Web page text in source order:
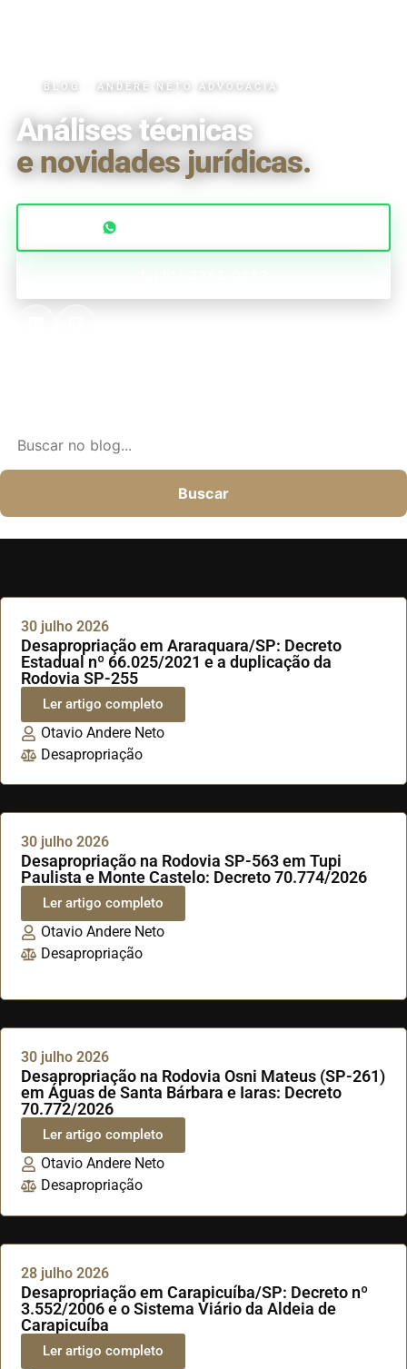
BLOG · ANDERE NETO ADVOCACIA
Análises técnicas
e novidades jurídicas.
Buscar
30 julho 2026
Desapropriação em Araraquara/SP: Decreto
Estadual nº 66.025/2021 e a duplicação da
Rodovia SP-255
Ler artigo completo
Otavio Andere Neto
Desapropriação
30 julho 2026
Desapropriação na Rodovia SP-563 em Tupi
Paulista e Monte Castelo: Decreto 70.774/2026
Ler artigo completo
Otavio Andere Neto
Desapropriação
30 julho 2026
Desapropriação na Rodovia Osni Mateus (SP-261)
em Águas de Santa Bárbara e Iaras: Decreto
70.772/2026
Ler artigo completo
Otavio Andere Neto
Desapropriação
28 julho 2026
Desapropriação em Carapicuíba/SP: Decreto nº
3.552/2006 e o Sistema Viário da Aldeia de
Carapicuíba
Ler artigo completo